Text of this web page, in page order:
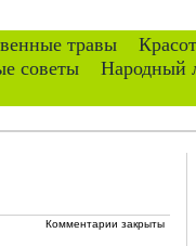
травы
советы
Народный
Комментарии закрыты